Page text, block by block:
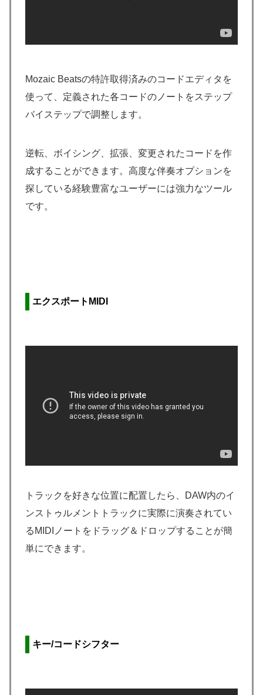
Mozaic Beatsの特許取得済みのコードエディタを
使って、定義された各コードのノートをステップ
バイステップで調整します。
逆転、ボイシング、拡張、変更されたコードを作
成することができます。高度な伴奏オプションを
探している経験豊富なユーザーには強力なツール
です。
エクスポートMIDI
トラックを好きな位置に配置したら、DAW内のイ
ンストゥルメントトラックに実際に演奏されてい
るMIDIノートをドラッグ＆ドロップすることが簡
単にできます。
キー/コードシフター